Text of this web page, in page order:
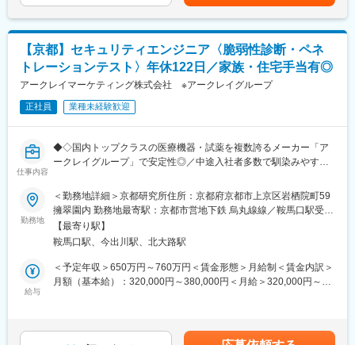
す。関東への出張で宿泊が発生するケースもあります。
・製造現場や研究室・実験室、医薬品メーカー、製薬大手企業な
どで使用されています。
開発環境
言語：C＃
OS：Windows
■魅力：
・環境分析、医療検査、バイオ関連機器などにおいて、多様なニ
・設計、製作、販売、保守を一貫して行っており、非常にやりが
いがあります。
・休日が多く、残業時間も短いため、ワークライフバランスを保
てます。
す。
【京都】セキュリティエンジニア〈脆弱性診断・ペネ
トレーションテスト〉年休122日／家族・住宅手当有◎
アークレイマーケティング株式会社 ※アークレイグループ
正社員 業種未経験歓迎
仕事内容
◆◇国内トップクラスの医療機器・試薬を複数誇るメーカー「ア
ークレイグループ」で安定性◎／中途入社者多数で馴染みやすい
有り◆◇
■出向先(ユニバーサルヘルスウェア有限会社)：
医療機器メーカーであるアークレイが展開する検査機器・患者サ
ポートツールを、ソフトウェア面で支える役割を持っており、グ
ループのデジタルサービス提供において非常に重要なポジション
を占めています。
のセキュリティ品質向上のため、以下の業務を担当いただきま
勤務地
＜勤務地詳細＞京都研究所住所：京都府京都市上京区岩栖院町59
擁翠園内 勤務地最寄駅：京都市営地下鉄 烏丸線線／鞍馬口駅受動
喫煙対策：屋内全面禁煙変更の範囲：会社の定める事業所
【最寄り駅】
鞍馬口駅、今出川駅、北大路駅
給与
＜予定年収＞650万円～760万円＜賃金形態＞月給制＜賃金内訳＞
月額（基本給）：320,000円～380,000円＜月給＞320,000円～
いたします。礼金が15万（単身）、25万（家族帯同）、仲介手数